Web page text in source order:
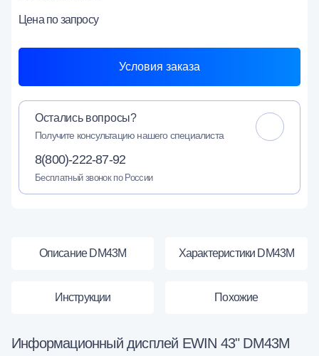
Цена по запросу
Условия заказа
Остались вопросы?
Получите консультацию нашего специалиста
8(800)-222-87-92
Бесплатный звонок по России
Описание DM43M Характеристики DM43M
Инструкции Похожие
Информационный дисплей EWIN 43" DM43M